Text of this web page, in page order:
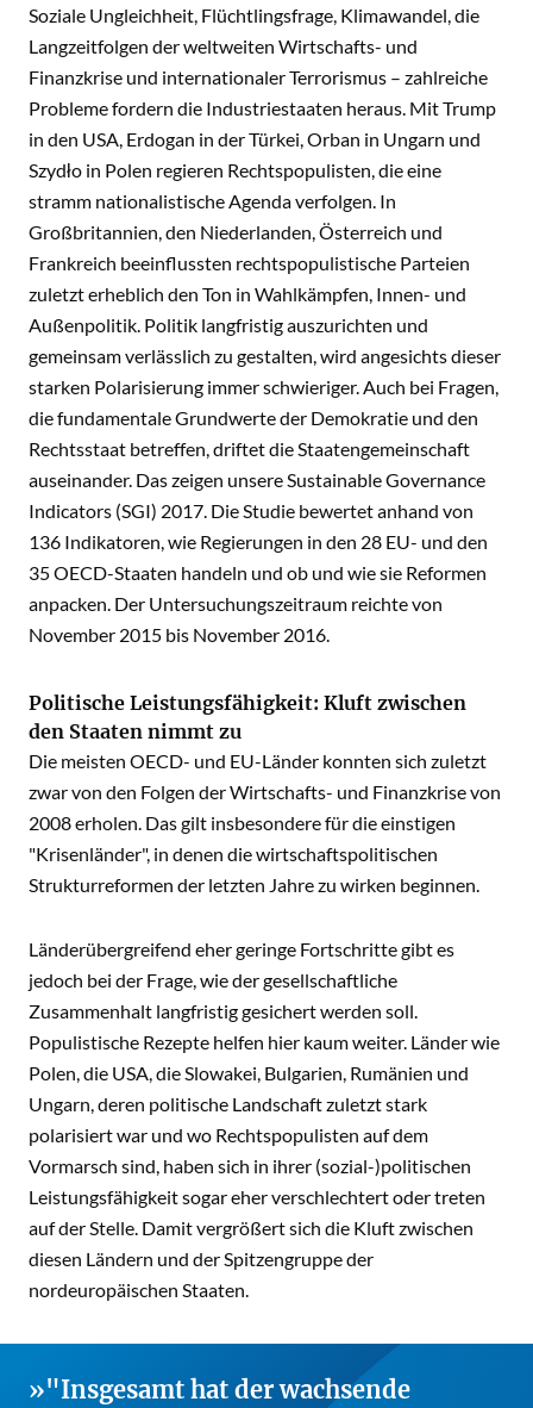
Soziale Ungleichheit, Flüchtlingsfrage, Klimawandel, die
Langzeitfolgen der weltweiten Wirtschafts- und
Finanzkrise und internationaler Terrorismus – zahlreiche
Probleme fordern die Industriestaaten heraus. Mit Trump
in den USA, Erdogan in der Türkei, Orban in Ungarn und
Szydło in Polen regieren Rechtspopulisten, die eine
stramm nationalistische Agenda verfolgen. In
Großbritannien, den Niederlanden, Österreich und
Frankreich beeinflussten rechtspopulistische Parteien
zuletzt erheblich den Ton in Wahlkämpfen, Innen- und
Außenpolitik. Politik langfristig auszurichten und
gemeinsam verlässlich zu gestalten, wird angesichts dieser
starken Polarisierung immer schwieriger. Auch bei Fragen,
die fundamentale Grundwerte der Demokratie und den
Rechtsstaat betreffen, driftet die Staatengemeinschaft
auseinander. Das zeigen unsere Sustainable Governance
Indicators (SGI) 2017. Die Studie bewertet anhand von
136 Indikatoren, wie Regierungen in den 28 EU- und den
35 OECD-Staaten handeln und ob und wie sie Reformen
anpacken. Der Untersuchungszeitraum reichte von
November 2015 bis November 2016.
Politische Leistungsfähigkeit: Kluft zwischen
den Staaten nimmt zu
Die meisten OECD- und EU-Länder konnten sich zuletzt
zwar von den Folgen der Wirtschafts- und Finanzkrise von
2008 erholen. Das gilt insbesondere für die einstigen
"Krisenländer", in denen die wirtschaftspolitischen
Strukturreformen der letzten Jahre zu wirken beginnen.
Länderübergreifend eher geringe Fortschritte gibt es
jedoch bei der Frage, wie der gesellschaftliche
Zusammenhalt langfristig gesichert werden soll.
Populistische Rezepte helfen hier kaum weiter. Länder wie
Polen, die USA, die Slowakei, Bulgarien, Rumänien und
Ungarn, deren politische Landschaft zuletzt stark
polarisiert war und wo Rechtspopulisten auf dem
Vormarsch sind, haben sich in ihrer (sozial-)politischen
Leistungsfähigkeit sogar eher verschlechtert oder treten
auf der Stelle. Damit vergrößert sich die Kluft zwischen
diesen Ländern und der Spitzengruppe der
nordeuropäischen Staaten.
"Insgesamt hat der wachsende